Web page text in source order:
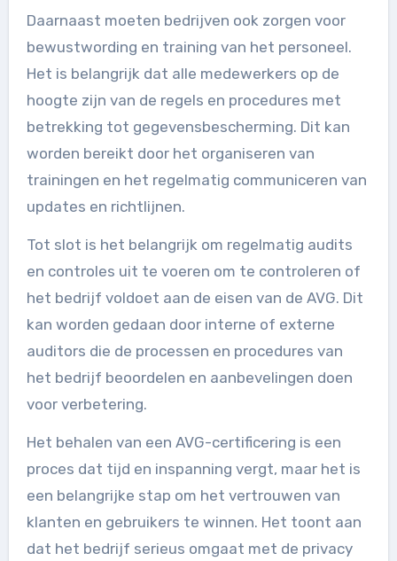
Daarnaast moeten bedrijven ook zorgen voor
bewustwording en training van het personeel.
Het is belangrijk dat alle medewerkers op de
hoogte zijn van de regels en procedures met
betrekking tot gegevensbescherming. Dit kan
worden bereikt door het organiseren van
trainingen en het regelmatig communiceren van
updates en richtlijnen.
Tot slot is het belangrijk om regelmatig audits
en controles uit te voeren om te controleren of
het bedrijf voldoet aan de eisen van de AVG. Dit
kan worden gedaan door interne of externe
auditors die de processen en procedures van
het bedrijf beoordelen en aanbevelingen doen
voor verbetering.
Het behalen van een AVG-certificering is een
proces dat tijd en inspanning vergt, maar het is
een belangrijke stap om het vertrouwen van
klanten en gebruikers te winnen. Het toont aan
dat het bedrijf serieus omgaat met de privacy